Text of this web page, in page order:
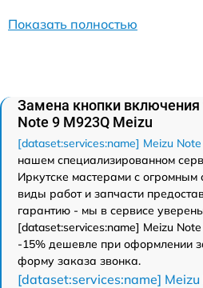
Показать полностью
Замена кнопки
Note 9 M923Q Meizu
[dataset:services:name] Meizu
нашем специализированном
Иркутске мастерами с огромным
виды работ и запчасти
гарантию - мы в сервисе
[dataset:services:name] Meizu
-15% дешевле при оформлении
форму заказа звонка.
[dataset:services:name]